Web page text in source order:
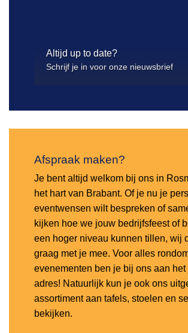
Altijd up to date?
Schrijf je in voor onze nieuwsbrief
Afspraak maken?
Je bent altijd welkom bij ons in
het hart van Brabant. Of je nu je
eventwensen wilt bespreken of
kijken hoe we jouw bedrijfsfeest of
een hoger niveau kunnen tillen, wij
graag met je mee. Voor alles
evenementen ben je bij ons aan het
adres! Natuurlijk kun je ook ons
assortiment aan tafels, stoelen en
bekijken.